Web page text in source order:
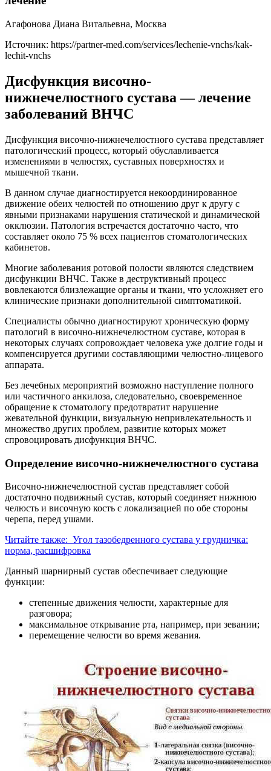
Агафонова Диана Витальевна, Москва
Источник: https://partner-med.com/services/lechenie-vnchs/kak-
lechit-vnchs
Дисфункция височно-
нижнечелюстного сустава — лечение
заболеваний ВНЧС
Дисфункция височно-нижнечелюстного сустава представляет
патологический процесс, который обуславливается
изменениями в челюстях, суставных поверхностях и
мышечной ткани.
В данном случае диагностируется некоординированное
движение обеих челюстей по отношению друг к другу с
явными признаками нарушения статической и динамической
окклюзии. Патология встречается достаточно часто, что
составляет около 75 % всех пациентов стоматологических
кабинетов.
Многие заболевания ротовой полости являются следствием
дисфункции ВНЧС. Также в деструктивный процесс
вовлекаются близлежащие органы и ткани, что усложняет его
клинические признаки дополнительной симптоматикой.
Специалисты обычно диагностируют хроническую форму
патологий в височно-нижнечелюстном суставе, которая в
некоторых случаях сопровождает человека уже долгие годы и
компенсируется другими составляющими челюстно-лицевого
аппарата.
Без лечебных мероприятий возможно наступление полного
или частичного анкилоза, следовательно, своевременное
обращение к стоматологу предотвратит нарушение
жевательной функции, визуальную непривлекательность и
множество других проблем, развитие которых может
спровоцировать дисфункция ВНЧС.
Определение височно-нижнечелюстного сустава
Височно-нижнечелюстной сустав представляет собой
достаточно подвижный сустав, который соединяет нижнюю
челюсть и височную кость с локализацией по обе стороны
черепа, перед ушами.
Читайте также: Угол тазобедренного сустава у грудничка:
норма, расшифровка
Данный шарнирный сустав обеспечивает следующие
функции:
степенные движения челюсти, характерные для
разговора;
максимальное открывание рта, например, при зевании;
перемещение челюсти во время жевания.